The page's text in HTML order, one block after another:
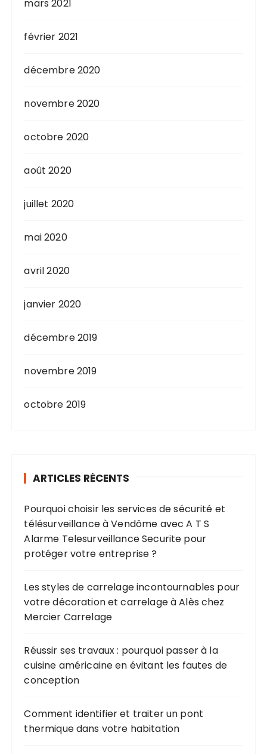
mars 2021
février 2021
décembre 2020
novembre 2020
octobre 2020
août 2020
juillet 2020
mai 2020
avril 2020
janvier 2020
décembre 2019
novembre 2019
octobre 2019
ARTICLES RÉCENTS
Pourquoi choisir les services de sécurité et
télésurveillance à Vendôme avec A T S
Alarme Telesurveillance Securite pour
protéger votre entreprise ?
Les styles de carrelage incontournables pour
votre décoration et carrelage à Alès chez
Mercier Carrelage
Réussir ses travaux : pourquoi passer à la
cuisine américaine en évitant les fautes de
conception
Comment identifier et traiter un pont
thermique dans votre habitation